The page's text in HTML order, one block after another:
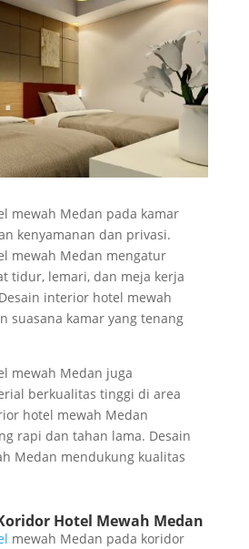
mewah Medan pada kamar
kenyamanan dan privasi.
mewah Medan mengatur
tidur, lemari, dan meja kerja
interior hotel mewah
suasana kamar yang tenang
mewah Medan juga
berkualitas tinggi di area
hotel mewah Medan
rapi dan tahan lama. Desain
Medan mendukung kualitas
Hotel Mewah Medan
mewah Medan pada koridor